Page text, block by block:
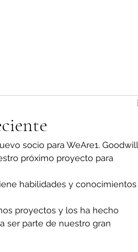
socio para WeAre1. Goodwill
próximo proyecto para
habilidades y conocimientos
proyectos y los ha hecho
ser parte de nuestro gran